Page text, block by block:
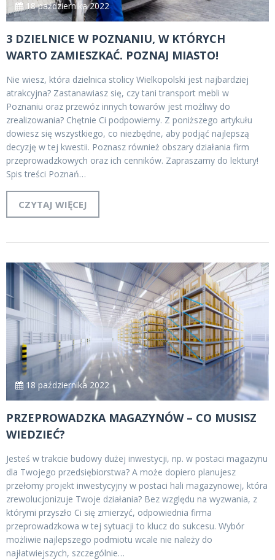
18 października 2022
3 DZIELNICE W POZNANIU, W KTÓRYCH
WARTO ZAMIESZKAĆ. POZNAJ MIASTO!
Nie wiesz, która dzielnica stolicy Wielkopolski jest najbardziej
atrakcyjna? Zastanawiasz się, czy tani transport mebli w
Poznaniu oraz przewóz innych towarów jest możliwy do
zrealizowania? Chętnie Ci podpowiemy. Z poniższego artykułu
dowiesz się wszystkiego, co niezbędne, aby podjąć najlepszą
decyzję w tej kwestii. Poznasz również obszary działania firm
przeprowadzkowych oraz ich cenników. Zapraszamy do lektury!
Spis treści Poznań…
CZYTAJ WIĘCEJ
18 października 2022
PRZEPROWADZKA MAGAZYNÓW – CO MUSISZ
WIEDZIEĆ?
Jesteś w trakcie budowy dużej inwestycji, np. w postaci magazynu
dla Twojego przedsiębiorstwa? A może dopiero planujesz
przełomy projekt inwestycyjny w postaci hali magazynowej, która
zrewolucjonizuje Twoje działania? Bez względu na wyzwania, z
którymi przyszło Ci się zmierzyć, odpowiednia firma
przeprowadzkowa w tej sytuacji to klucz do sukcesu. Wybór
możliwie najlepszego podmiotu wcale nie należy do
najłatwiejszych, szczególnie…